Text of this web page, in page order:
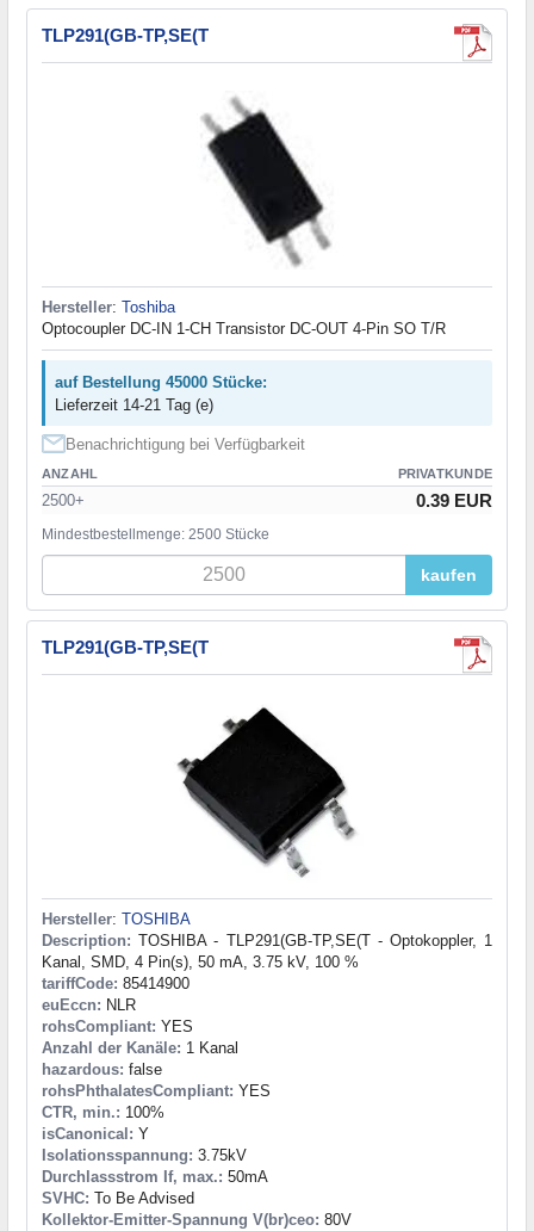
TLP291(GB-TP,SE(T
Hersteller: Toshiba
Optocoupler DC-IN 1-CH Transistor DC-OUT 4-Pin SO T/R
auf Bestellung 45000 Stücke:
Lieferzeit 14-21 Tag (e)
Benachrichtigung bei Verfügbarkeit
ANZAHL PRIVATKUNDE
2500+ 0.39 EUR
Mindestbestellmenge: 2500 Stücke
kaufen
TLP291(GB-TP,SE(T
Hersteller: TOSHIBA
Description: TOSHIBA - TLP291(GB-TP,SE(T - Optokoppler, 1
Kanal, SMD, 4 Pin(s), 50 mA, 3.75 kV, 100 %
tariffCode: 85414900
euEccn: NLR
rohsCompliant: YES
Anzahl der Kanäle: 1 Kanal
hazardous: false
rohsPhthalatesCompliant: YES
CTR, min.: 100%
isCanonical: Y
Isolationsspannung: 3.75kV
Durchlassstrom If, max.: 50mA
SVHC: To Be Advised
Kollektor-Emitter-Spannung V(br)ceo: 80V